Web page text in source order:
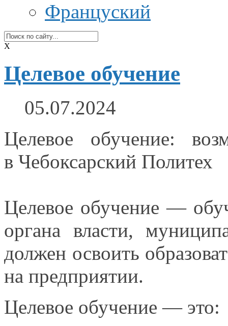
Француский
X
Целевое обучение
05.07.2024
Целевое обучение:
в Чебоксарский Политех
Целевое обучение —
органа власти,
должен освоить
на предприятии.
Целевое обучение — это: